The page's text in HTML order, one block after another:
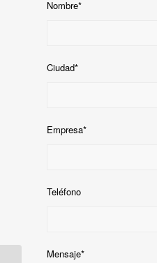
Nombre*
Ciudad*
Empresa*
Teléfono
Mensaje*